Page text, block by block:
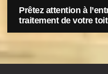
Prêtez attention à
traitement de votre